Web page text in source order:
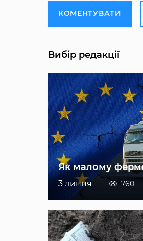
КОМЕНТУВАТИ
Вибір редакції
Як малому
3 липня 760